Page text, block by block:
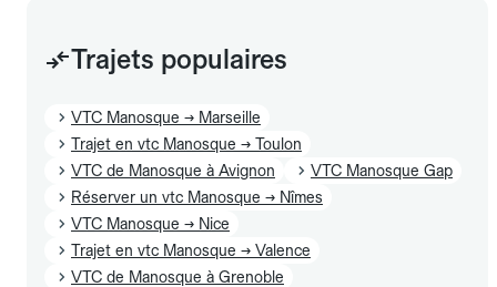
Trajets populaires
VTC Manosque → Marseille
Trajet en vtc Manosque → Toulon
VTC de Manosque à Avignon
VTC Manosque Gap
Réserver un vtc Manosque → Nîmes
VTC Manosque → Nice
Trajet en vtc Manosque → Valence
VTC de Manosque à Grenoble